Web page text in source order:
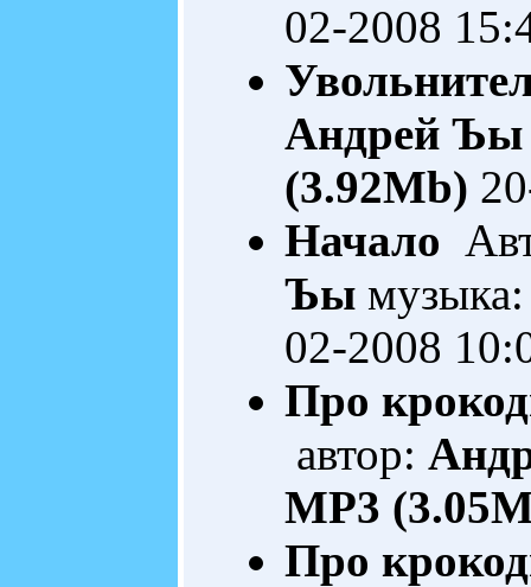
02-2008
Андрей Ъы
(3.92Mb)
Начало
Ъы
02-2008
Про
автор:
MP3
Про